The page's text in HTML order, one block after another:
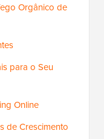
Orgânico de
para o Seu
Online
de Crescimento